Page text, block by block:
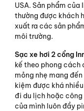
USA. Sản phẩm
thường được khách
xuất ra các sản
môi trường.
Sạc xe hơi 2 cổng
kế theo phong cách
mỏng nhẹ mang
kiệm được khá
đi du lịch hoặc
của mình luôn đầy